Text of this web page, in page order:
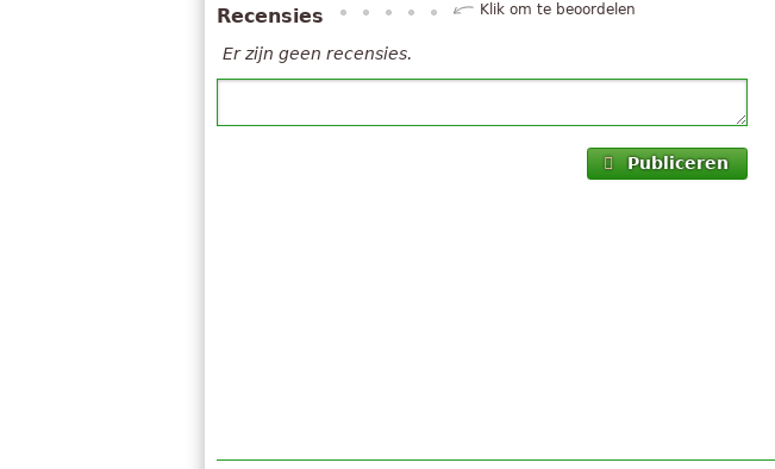
Recensies Klik om te beoordelen
Er zijn geen recensies.
Publiceren